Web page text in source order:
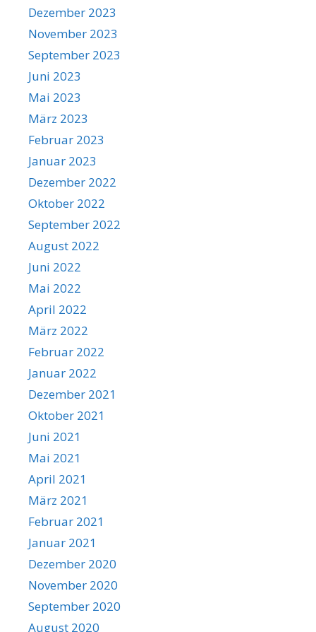
Dezember 2023
November 2023
September 2023
Juni 2023
Mai 2023
März 2023
Februar 2023
Januar 2023
Dezember 2022
Oktober 2022
September 2022
August 2022
Juni 2022
Mai 2022
April 2022
März 2022
Februar 2022
Januar 2022
Dezember 2021
Oktober 2021
Juni 2021
Mai 2021
April 2021
März 2021
Februar 2021
Januar 2021
Dezember 2020
November 2020
September 2020
August 2020